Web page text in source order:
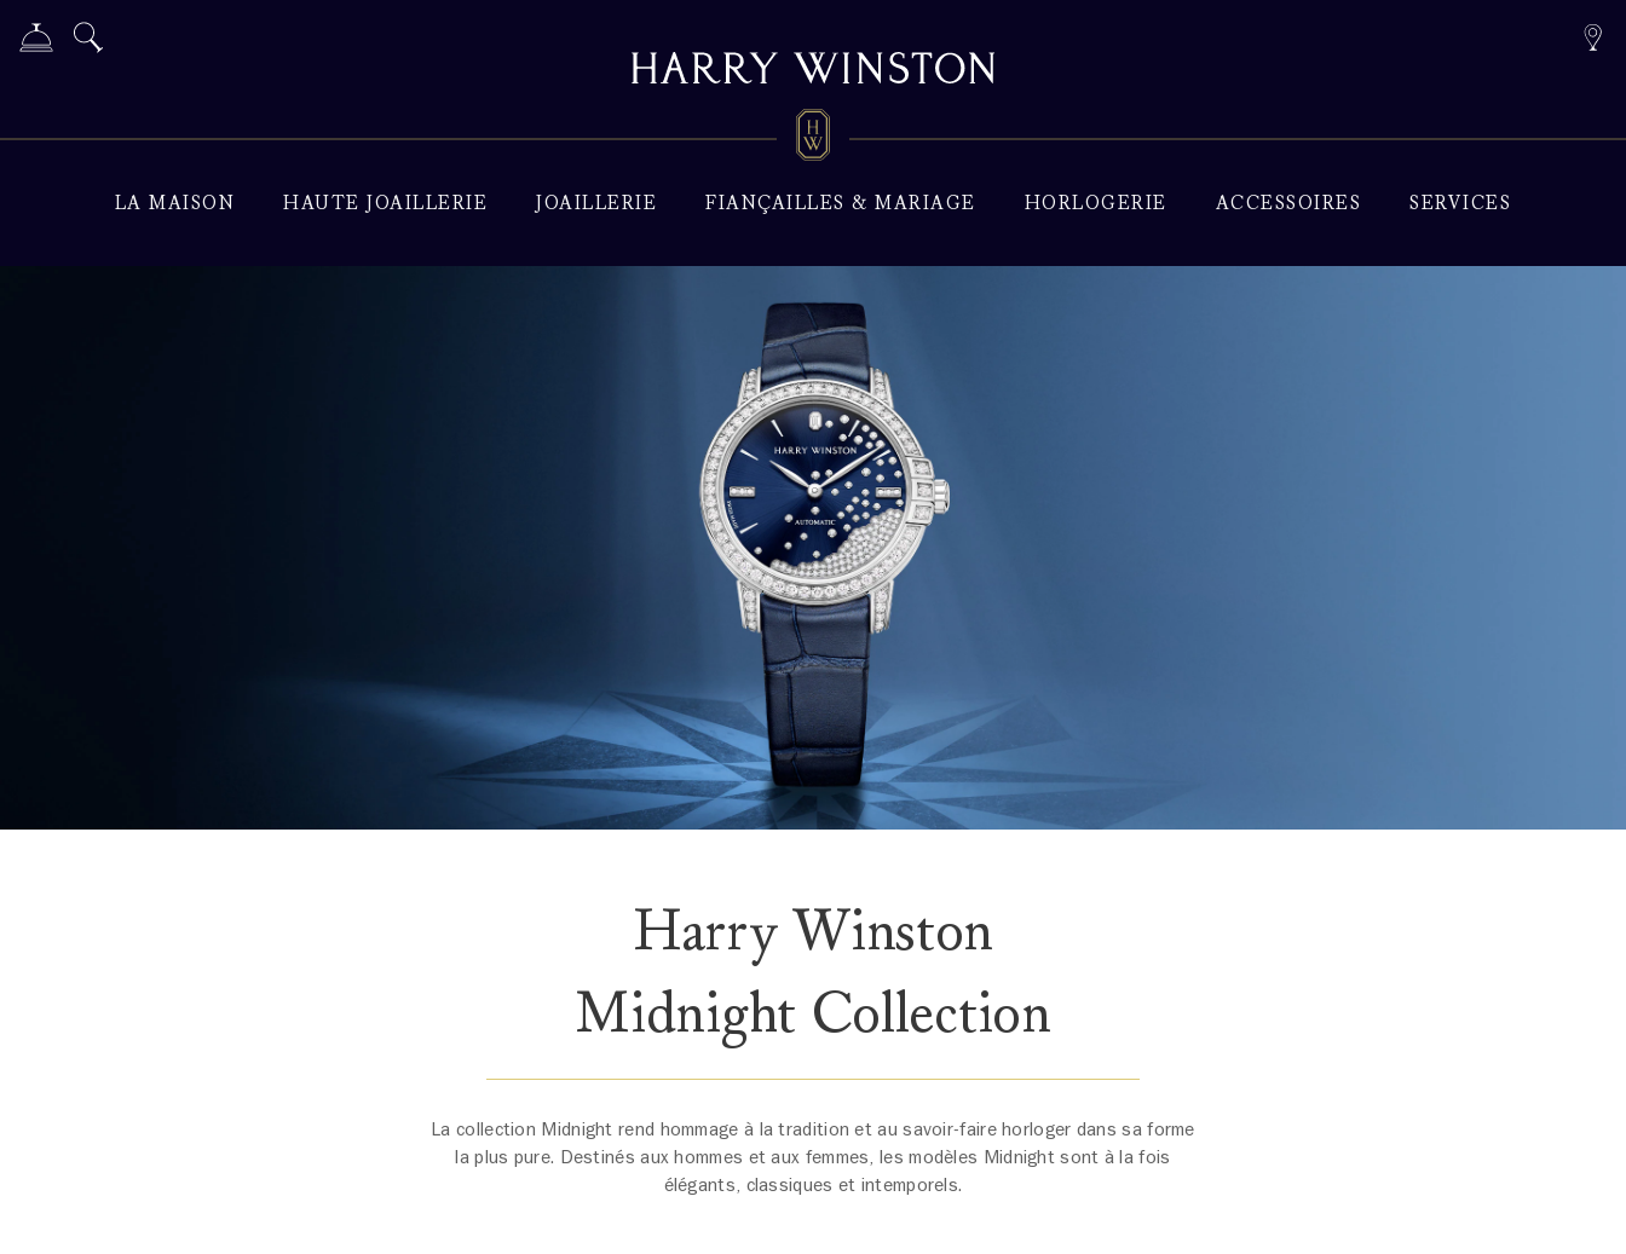
LA MAISON HAUTE JOAILLERIE JOAILLERIE FIANÇAILLES & MARIAGE HORLOGERIE ACCESSOIRES SERVICES
Harry Winston
Midnight Collection
La collection Midnight rend hommage à la tradition et au savoir-faire horloger dans sa forme
la plus pure. Destinés aux hommes et aux femmes, les modèles Midnight sont à la fois
élégants, classiques et intemporels.